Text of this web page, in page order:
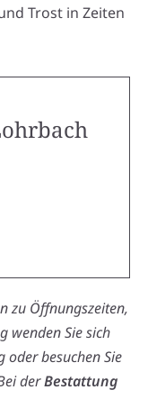
Trost in Zeiten
zu Öffnungszeiten,
wenden Sie sich
besuchen Sie
derBestattung